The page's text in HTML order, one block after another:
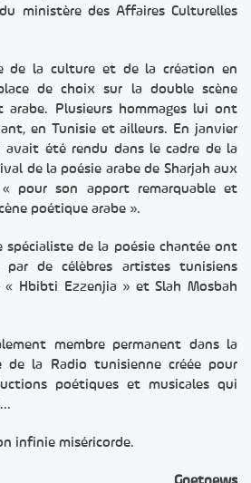
ministère des Affaires Culturelles
de la culture et de la création en
de choix sur la double scène
Plusieurs hommages lui ont
en Tunisie et ailleurs. En janvier
avait été rendu dans le cadre de la
de la poésie arabe de Sharjah aux
« pour son apport remarquable et
poétique arabe ».
spécialiste de la poésie chantée ont
de célèbres artistes tunisiens
« Hbibti Ezzenjia » et Slah Mosbah
membre permanent dans la
de la Radio tunisienne créée pour
poétiques et musicales qui
infinie miséricorde.